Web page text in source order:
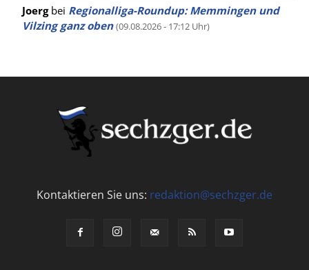
Joergbei Regionalliga-Roundup: Memmingen und
Vilzing ganz oben (09.08.2026 - 17:12 Uhr)
Kontaktieren Sie uns: redaktion@sechzger.de